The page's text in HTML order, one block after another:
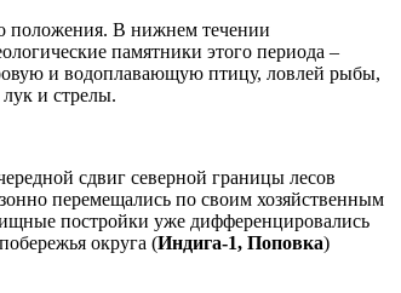
положения. В нижнем течении
памятники этого периода –
и водоплавающую птицу, ловлей рыбы,
и стрелы.
сдвиг северной границы лесов
перемещались по своим хозяйственным
постройки уже дифференцировались
округа (Индига-1, Поповка)